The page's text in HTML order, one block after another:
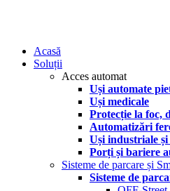
Acasă
Soluții
Acces automat
Uși automate
Uși medicale
Protecție la foc,
Automatizări
Uși industriale și
Porți și bariere
Sisteme de parcare și
Sisteme de